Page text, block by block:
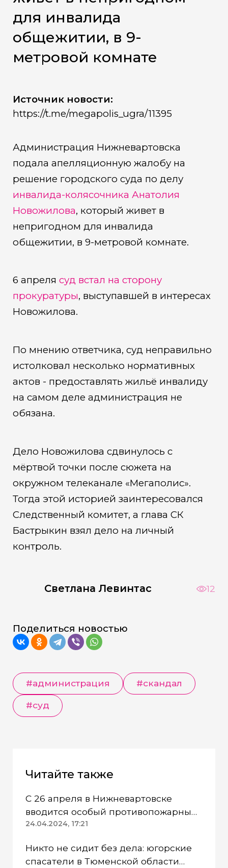
для инвалида
общежитии, в 9-
метровой комнате
Источник новости:
https://t.me/megapolis_ugra/11395
Администрация Нижневартовска
подала апелляционную жалобу на
решение городского суда по делу
инвалида-колясочника Анатолия
Новожилова, который живет в
непригодном для инвалида
общежитии, в 9-метровой комнате.
6 апреля суд встал на сторону
прокуратуры, выступавшей в интересах
Новожилова.
По мнению ответчика, суд неправильно
истолковал несколько нормативных
актов - предоставлять жильё инвалиду
на самом деле администрация не
обязана.
Дело Новожилова сдвинулось с
мёртвой точки после сюжета на
окружном телеканале «Мегаполис».
Тогда этой историей заинтересовался
Следственный комитет, а глава СК
Бастрыкин взял дело на личный
контроль.
Светлана Левинтас 12
Поделиться новостью
#администрация #скандал
#суд
Читайте также
С 26 апреля в Нижневартовске
вводится особый противопожарный
режим
24.04.2024, 17:21
Никто не сидит без дела: югорские
спасатели в Тюменской области